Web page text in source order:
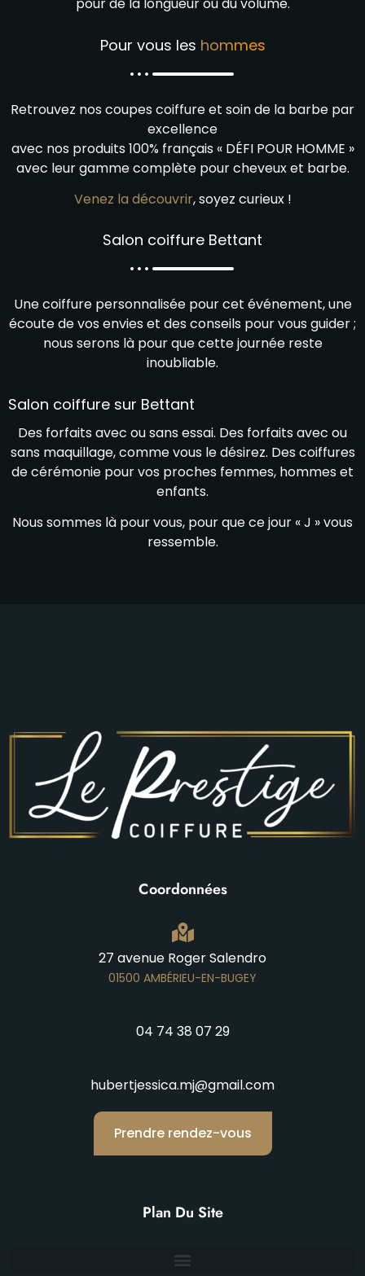
pour de la longueur ou du volume.
Pour vous les hommes
Retrouvez nos coupes coiffure et soin de la barbe par
excellence
avec nos produits 100% français « DÉFI POUR HOMME »
avec leur gamme complète pour cheveux et barbe.
Venez la découvrir, soyez curieux !
Salon coiffure Bettant
Une coiffure personnalisée pour cet événement, une
écoute de vos envies et des conseils pour vous guider ;
nous serons là pour que cette journée reste
inoubliable.
Salon coiffure sur Bettant
Des forfaits avec ou sans essai. Des forfaits avec ou
sans maquillage, comme vous le désirez. Des coiffures
de cérémonie pour vos proches femmes, hommes et
enfants.
Nous sommes là pour vous, pour que ce jour « J » vous
ressemble.
Coordonnées
27 avenue Roger Salendro
01500 AMBÉRIEU-EN-BUGEY
04 74 38 07 29
hubertjessica.mj@gmail.com
Prendre rendez-vous
Plan Du Site